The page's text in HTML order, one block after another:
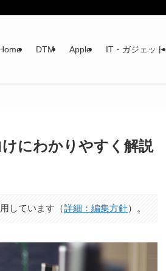
DTM Apple IT・ガジェット
にわかりやすく解説
しています（詳細：編集方針）。